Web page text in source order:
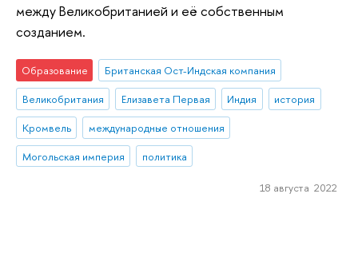
между Великобританией и её собственным
созданием.
Образование
Британская Ост-Индская компания
Великобритания
Елизавета Первая Индия
история
Кромвель
международные отношения
Могольская империя
политика
18 августа 2022